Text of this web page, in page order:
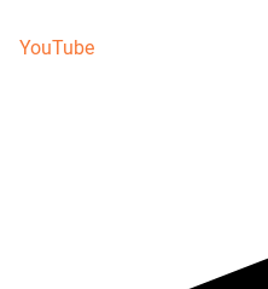
YouTube